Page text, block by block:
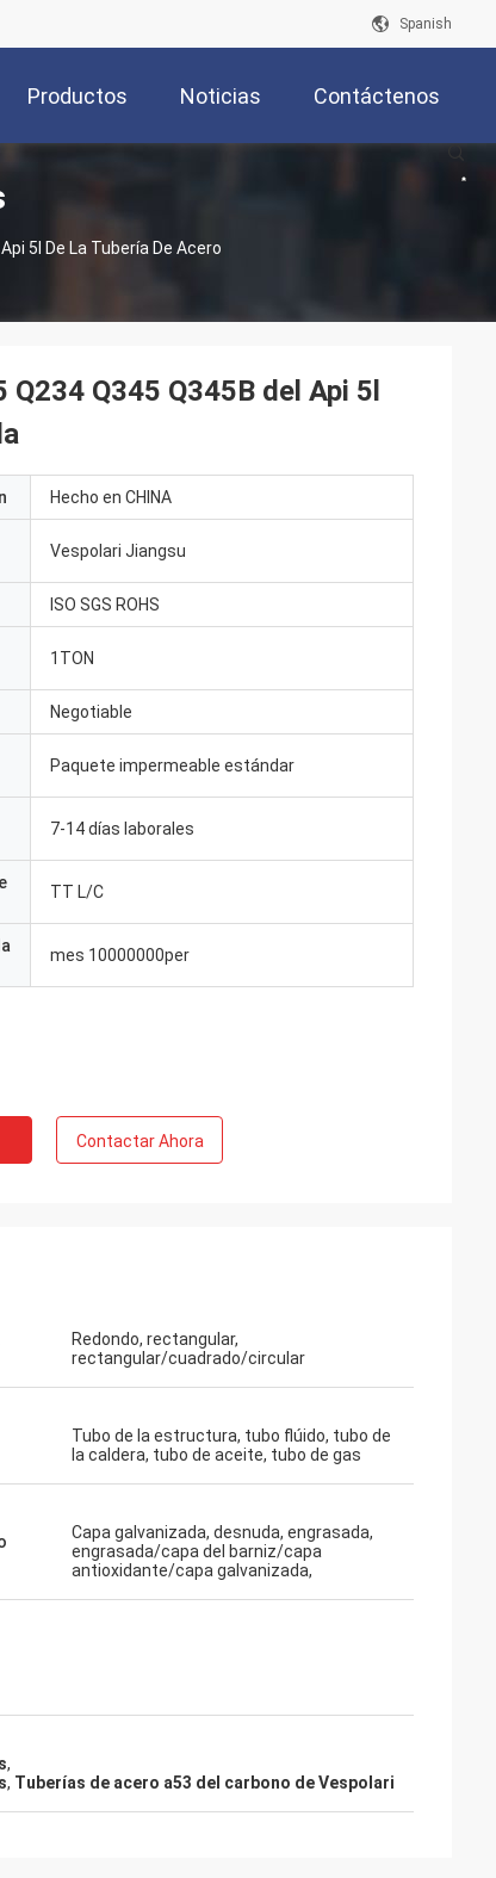
Spanish
Productos Noticias Contáctenos
5l De La Tubería De Acero
Q345 Q345B del Api 5l
Hecho en CHINA
Vespolari Jiangsu
ISO SGS ROHS
1TON
Negotiable
Paquete impermeable estándar
7-14 días laborales
TT L/C
mes 10000000per
Contactar Ahora
Redondo, rectangular,
rectangular/cuadrado/circular
Tubo de la estructura, tubo flúido, tubo de
la caldera, tubo de aceite, tubo de gas
Capa galvanizada, desnuda, engrasada,
engrasada/capa del barniz/capa
antioxidante/capa galvanizada,
,
, Tuberías de acero a53 del carbono de Vespolari